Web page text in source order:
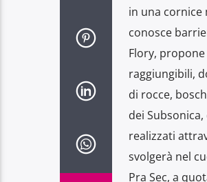
in una cornice
conosce
Flory,
raggiungibili,
di rocce,
dei
realizzati
svolgerà nel
Pra Sec, a